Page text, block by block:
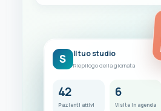
S Il tuo studio
Riepilogo della giornata
42
Pazienti attivi
6
Visite in agenda